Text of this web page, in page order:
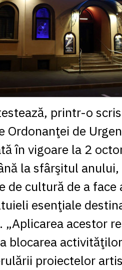
printr-o
Ordonanţei de
în vigoare la 2
la sfârşitul
de cultură de a face
esenţiale
acestor
blocarea
proiectelor